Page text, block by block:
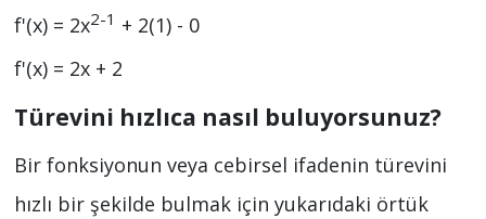
f'(x) = 2x2-1 + 2(1) - 0
f'(x) = 2x + 2
Türevini hızlıca nasıl buluyorsunuz?
Bir fonksiyonun veya cebirsel ifadenin türevini
hızlı bir şekilde bulmak için yukarıdaki örtük